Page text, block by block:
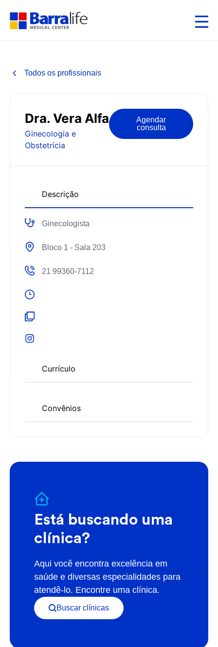
Todos os profissionais
Dra. Vera Alfa
Ginecologia e
Obstetrícia
Agendar
consulta
Descrição
Currículo
Convênios
Ginecologista
Bloco 1 - Sala 203
21 99360-7112
Está buscando uma
clínica?
Aqui você encontra excelência em
saúde e diversas especialidades para
atendê-lo. Encontre uma clínica.
Buscar clínicas